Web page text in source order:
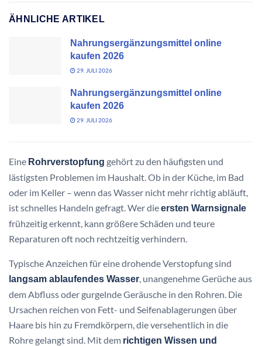
ÄHNLICHE ARTIKEL
Nahrungsergänzungsmittel online
kaufen 2026
29. JULI 2026
Nahrungsergänzungsmittel online
kaufen 2026
29. JULI 2026
Eine Rohrverstopfung gehört zu den häufigsten und
lästigsten Problemen im Haushalt. Ob in der Küche, im Bad
oder im Keller – wenn das Wasser nicht mehr richtig abläuft,
ist schnelles Handeln gefragt. Wer dieersten Warnsignale
frühzeitig erkennt, kann größere Schäden und teure
Reparaturen oft noch rechtzeitig verhindern.
Typische Anzeichen für eine drohende Verstopfung sind
langsam ablaufendes Wasser, unangenehme Gerüche aus
dem Abfluss oder gurgelnde Geräusche in den Rohren. Die
Ursachen reichen von Fett- und Seifenablagerungen über
Haare bis hin zu Fremdkörpern, die versehentlich in die
Rohre gelangt sind. Mit dem richtigen Wissen und